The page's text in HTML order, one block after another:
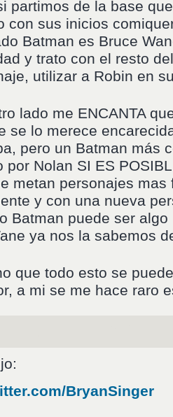
partimos de la base
con sus inicios
Batman es Bruce
y trato con el resto
utilizar a Robin en
lado me ENCANTA
se lo merece
pero un Batman más
por Nolan SI ES
metan personajes
y con una nueva
Batman puede ser
ya nos la sabemos
que todo esto se
a mi se me hace raro
BryanSinger